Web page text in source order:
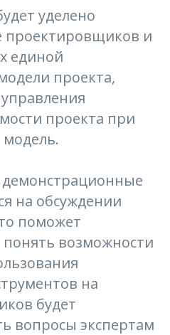
уделено
проектировщиков и
единой
проекта,
проекта при
на обсуждении
поможет
понять возможности
на
будет
вопросы экспертам